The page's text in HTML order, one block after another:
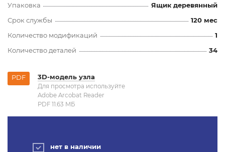
Упаковка
Ящик деревянный
Срок службы
120 мес
Количество модификаций
1
Количество деталей
34
PDF 3D-модель узла
Для просмотра используйте
Adobe Arcobat Reader
PDF 11.63 MБ
нет в наличии